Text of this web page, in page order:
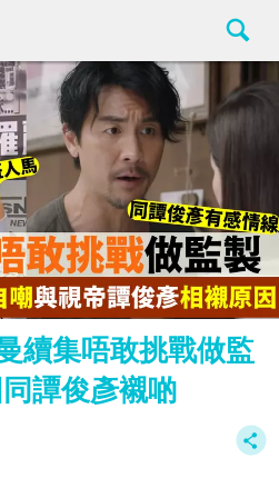
續集唔敢挑戰做監
譚俊彥襯啲